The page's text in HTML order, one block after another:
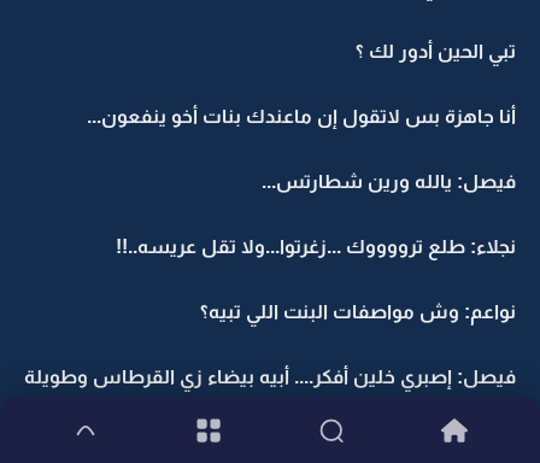
تبي الحين أدور لك ؟
أنا جاهزة بس لاتقول إن ماعندك بنات أخو ينفعون...
فيصل: يالله ورين شطارتس...
نجلاء: طلع ترووووك ...زغرتوا...ولا تقل عريسه..!!
نواعم: وش مواصفات البنت اللي تبيه؟
فيصل: إصبري خلين أفكر.... أبيه بيضاء زي القرطاس وطويلة
زي النخلة وعيونه كبرهن زي الساعات وخشمة سلة سيف